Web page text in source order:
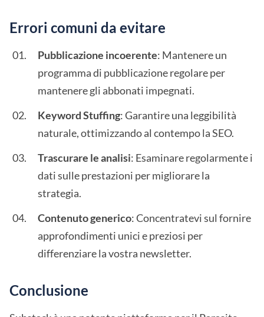
Errori comuni da evitare
Pubblicazione incoerente: Mantenere un
programma di pubblicazione regolare per
mantenere gli abbonati impegnati.
Keyword Stuffing: Garantire una leggibilità
naturale, ottimizzando al contempo la SEO.
Trascurare le analisi: Esaminare regolarmente i
dati sulle prestazioni per migliorare la
strategia.
Contenuto generico: Concentratevi sul fornire
approfondimenti unici e preziosi per
differenziare la vostra newsletter.
Conclusione